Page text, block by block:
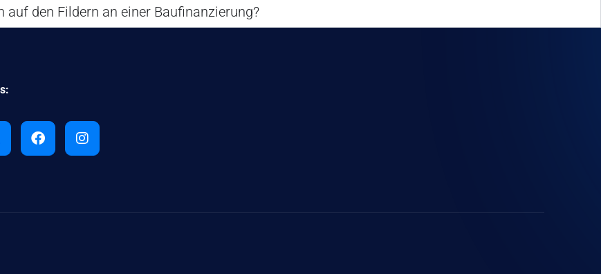
den Fildern an einer Baufinanzierung?